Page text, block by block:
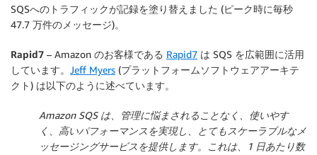
SQSへのトラフィックが記録を塗り替えました (ピーク時に毎秒
47.7 万件のメッセージ)。
Rapid7 – Amazon のお客様である Rapid7 は SQS を広範囲に活用
しています。 Jeff Myers (プラットフォームソフトウェアアーキテ
クト) は以下のように述べています。
Amazon SQS は、管理に悩まされることなく、使いやす
く、高いパフォーマンスを実現し、とてもスケーラブルなメ
ッセージングサービスを提供します。これは、1 日あたり数